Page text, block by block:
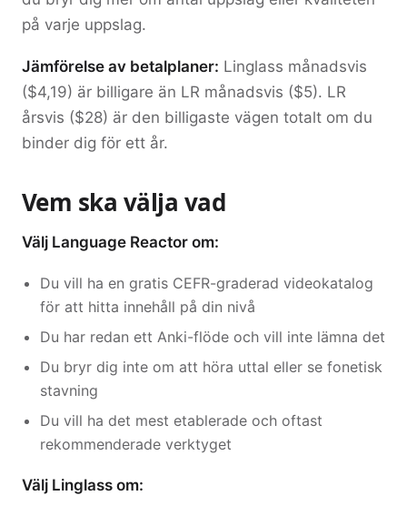
på varje uppslag.
Jämförelse av betalplaner: Linglass månadsvis
($4,19) är billigare än LR månadsvis ($5). LR
årsvis ($28) är den billigaste vägen totalt om du
binder dig för ett år.
Vem ska välja vad
Välj Language Reactor om:
Du vill ha en gratis CEFR-graderad videokatalog
för att hitta innehåll på din nivå
Du har redan ett Anki-flöde och vill inte lämna det
Du bryr dig inte om att höra uttal eller se fonetisk
stavning
Du vill ha det mest etablerade och oftast
rekommenderade verktyget
Välj Linglass om: